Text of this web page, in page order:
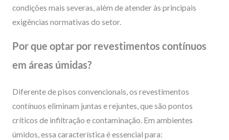
condições mais severas, além de atender às principais
exigências normativas do setor.
Por que optar por revestimentos contínuos
em áreas úmidas?
Diferente de pisos convencionais, os revestimentos
contínuos eliminam juntas e rejuntes, que são pontos
críticos de infiltração e contaminação. Em ambientes
úmidos, essa característica é essencial para: